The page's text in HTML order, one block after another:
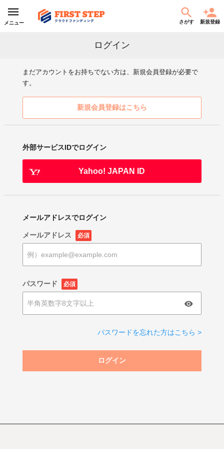
メニュー さがす 新規登録
ログイン
まだアカウントをお持ちでない方は、新規会員登録が必要で
す。
新規会員登録はこちら
外部サービスIDでログイン
Yahoo! JAPAN ID
メールアドレスでログイン
メールアドレス 必須
パスワード 必須
パスワードを忘れた方はこちら >
ログイン